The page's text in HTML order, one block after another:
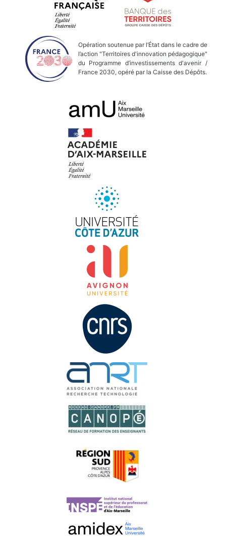
Opération soutenue par l’État dans le cadre de
l’action "Territoires d'innovation pédagogique"
du Programme d’investissements d'avenir /
France 2030, opéré par la Caisse des Dépôts.